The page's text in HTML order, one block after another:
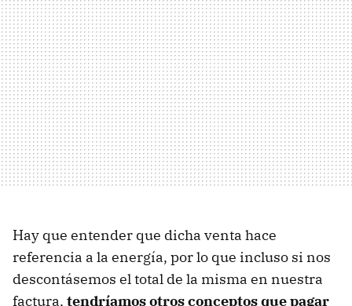
Hay que entender que dicha venta hace
referencia a la energía, por lo que incluso si nos
descontásemos el total de la misma en nuestra
factura, tendríamos otros conceptos que pagar